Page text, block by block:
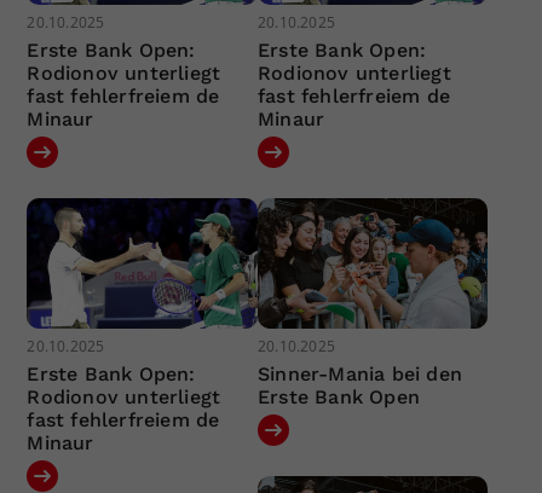
20.10.2025
Erste Bank Open:
Rodionov unterliegt
fast fehlerfreiem de
Minaur
20.10.2025
Erste Bank Open:
Rodionov unterliegt
fast fehlerfreiem de
Minaur
20.10.2025
Erste Bank Open:
Rodionov unterliegt
fast fehlerfreiem de
Minaur
20.10.2025
Sinner-Mania bei den
Erste Bank Open